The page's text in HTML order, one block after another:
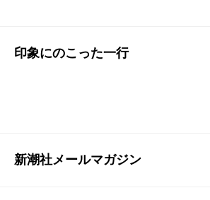
印象にのこった一行
新潮社メールマガジン